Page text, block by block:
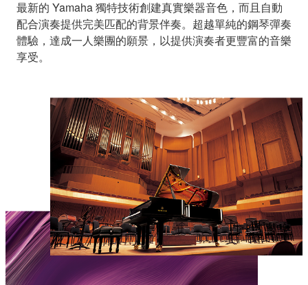
最新的 Yamaha 獨特技術創建真實樂器音色，而且自動
配合演奏提供完美匹配的背景伴奏。超越單純的鋼琴彈奏
體驗，達成一人樂團的願景，以提供演奏者更豐富的音樂
享受。